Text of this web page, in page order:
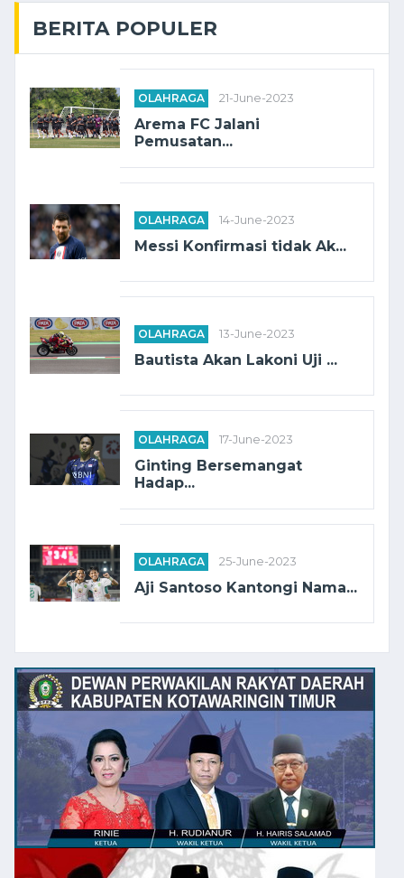
BERITA POPULER
OLAHRAGA 21-June-2023
Arema FC Jalani
Pemusatan...
OLAHRAGA 14-June-2023
Messi Konfirmasi tidak Ak...
OLAHRAGA 13-June-2023
Bautista Akan Lakoni Uji ...
OLAHRAGA 17-June-2023
Ginting Bersemangat
Hadap...
OLAHRAGA 25-June-2023
Aji Santoso Kantongi Nama...